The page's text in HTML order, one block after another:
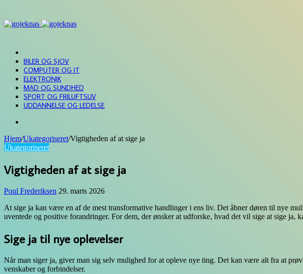
Menu
BILER OG SJOV
COMPUTER OG IT
ELEKTRONIK
MAD OG SUNDHED
SPORT OG FRILUFTSLIV
UDDANNELSE OG LEDELSE
Hjem/Ukategoriseret/Vigtigheden af at sige ja
Ukategoriseret
Vigtigheden af at sige ja
Poul Frederiksen 29. marts 2026
At sige ja kan være en af de mest transformative handlinger i ens liv. Det åbner døren til nye
uventede og positive forandringer. For dem, der ønsker at udforske, hvad det vil sige at sige ja,
Sige ja til nye oplevelser
Når man siger ja, giver man sig selv mulighed for at opleve nye ting. Det kan være alt fra at
venskaber og forbindelser.